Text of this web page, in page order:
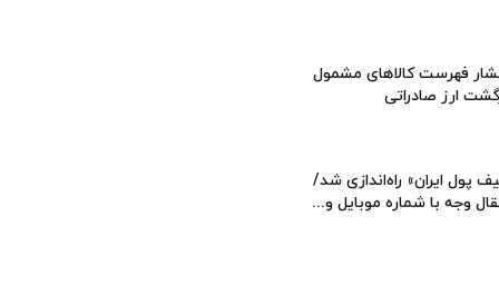
فهرست کالاهای مشمول
ارز صادراتی
پول ایران» راه‌اندازی شد/
وجه با شماره موبایل و...